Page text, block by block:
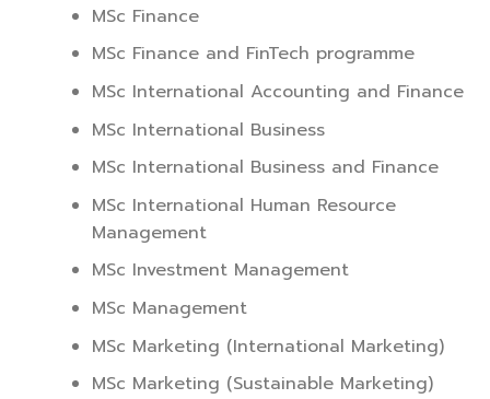
MSc Finance
MSc Finance and FinTech programme
MSc International Accounting and Finance
MSc International Business
MSc International Business and Finance
MSc International Human Resource
Management
MSc Investment Management
MSc Management
MSc Marketing (International Marketing)
MSc Marketing (Sustainable Marketing)